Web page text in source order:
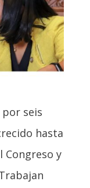
seis
hasta
Congreso y